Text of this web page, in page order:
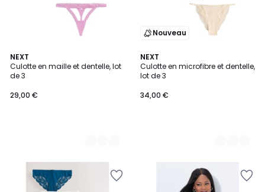
NEXT
Culotte en maille et dentelle, lot
de 3
29,00 €
2
Couleurs
Nouveau
NEXT
Culotte en microfibre et dentelle,
lot de 3
34,00 €
2
Couleurs